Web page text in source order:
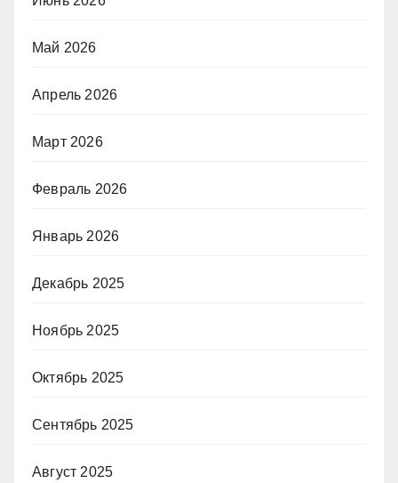
Май 2026
Апрель 2026
Март 2026
Февраль 2026
Январь 2026
Декабрь 2025
Ноябрь 2025
Октябрь 2025
Сентябрь 2025
Август 2025